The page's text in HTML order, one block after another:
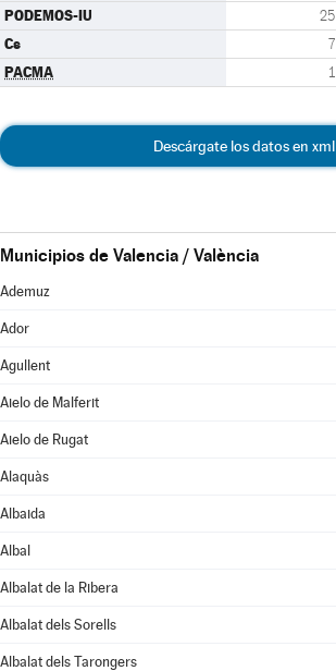
PODEMOS-IU 25
Cs 7
PACMA 1
Descárgate los datos en xml
Municipios de Valencia / València
Ademuz
Ador
Agullent
Aielo de Malferit
Aielo de Rugat
Alaquàs
Albaida
Albal
Albalat de la Ribera
Albalat dels Sorells
Albalat dels Tarongers